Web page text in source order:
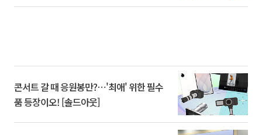
콘서트 갈 때 응원봉만?⋯'최애' 위한 필수
품 등장이오! [솔드아웃]